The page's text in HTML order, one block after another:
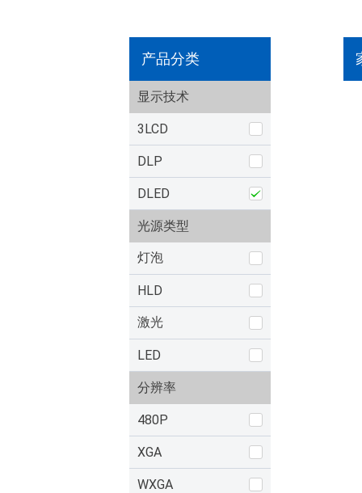
产品分类
显示技术
3LCD
DLP
DLED
光源类型
灯泡
HLD
激光
LED
分辨率
480P
XGA
WXGA